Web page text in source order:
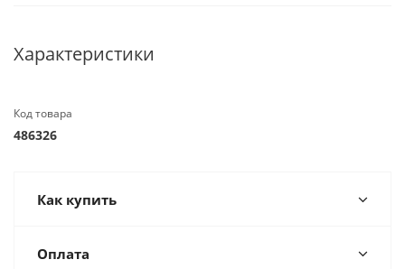
Характеристики
Код товара
486326
Как купить
Оплата